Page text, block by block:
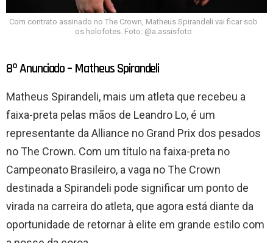
Com contrato assinado no The Crown, Matheus Spirandeli vai ficar sob
os holofotes. Foto: @a.assisfoto
8º Anunciado – Matheus Spirandeli
Matheus Spirandeli, mais um atleta que recebeu a
faixa-preta pelas mãos de Leandro Lo, é um
representante da Alliance no Grand Prix dos pesados
no The Crown. Com um título na faixa-preta no
Campeonato Brasileiro, a vaga no The Crown
destinada a Spirandeli pode significar um ponto de
virada na carreira do atleta, que agora está diante da
oportunidade de retornar à elite em grande estilo com